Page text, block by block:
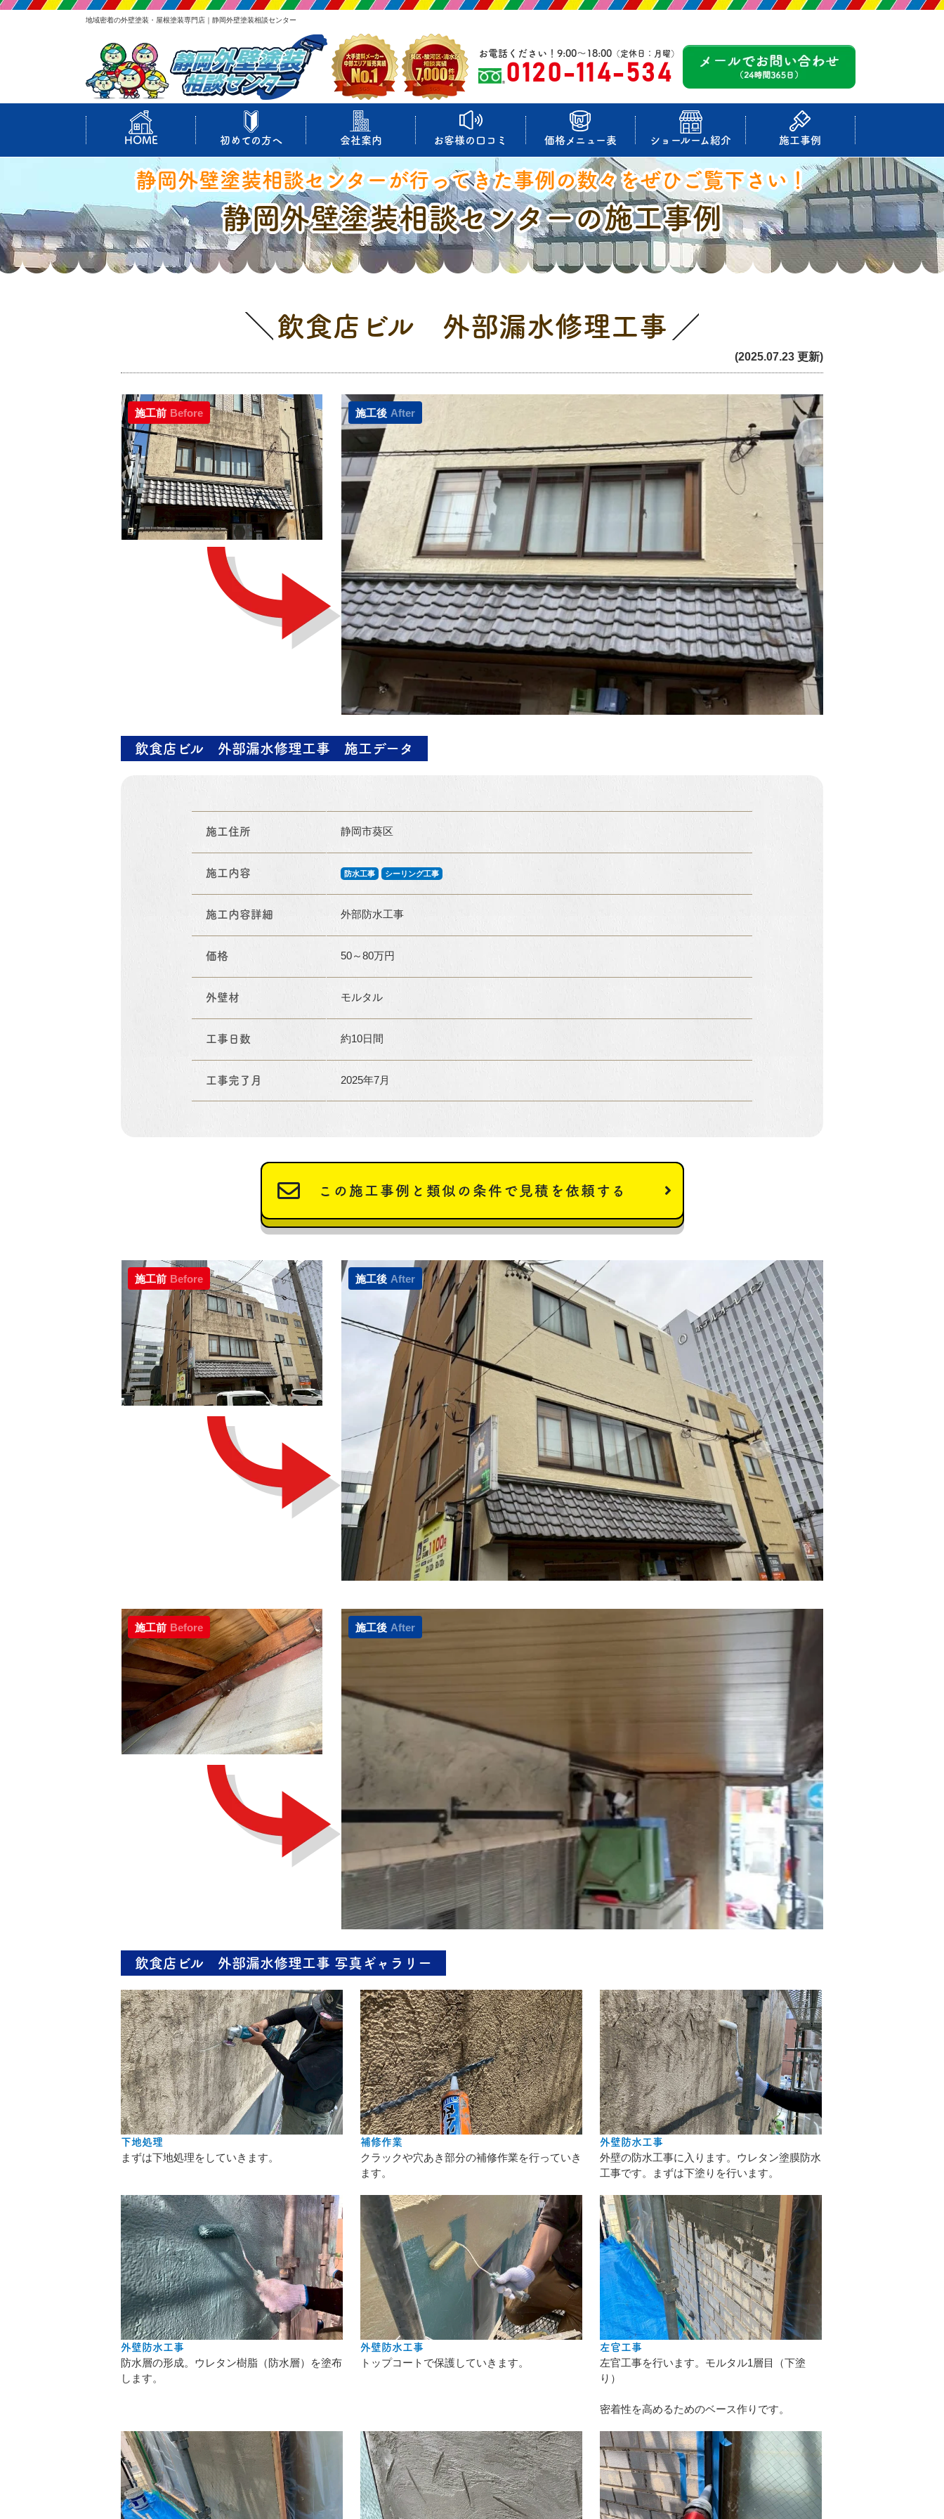
地域密着の外壁塗装・屋根塗装専門店｜静岡外壁塗装相談センター
お電話ください！9:00～18:00 （定休日：月曜）
0120-114-534
HOME 初めての方へ 会社案内 お客様の口コミ 価格メニュー表 ショールーム紹介 施工事例
静岡外壁塗装相談センターが行ってきた事例の数々をぜひご覧下さい！
静岡外壁塗装相談センターの施工事例
飲食店ビル 外部漏水修理工事
(2025.07.23 更新)
施工後 After
施工前 Before
飲食店ビル 外部漏水修理工事 施工データ
施工住所 静岡市葵区
施工内容 防水工事 シーリング工事
施工内容詳細 外部防水工事
価格 50～80万円
外壁材 モルタル
工事日数 約10日間
工事完了月 2025年7月
この施工事例と類似の条件で見積を依頼する
施工前 Before 施工後 After
施工前 Before 施工後 After
飲食店ビル 外部漏水修理工事 写真ギャラリー
下地処理
まずは下地処理をしていきます。
補修作業
クラックや穴あき部分の補修作業を行っていき
ます。
外壁防水工事
外壁の防水工事に入ります。ウレタン塗膜防水
工事です。まずは下塗りを行います。
外壁防水工事
防水層の形成。ウレタン樹脂（防水層）を塗布
します。
外壁防水工事
トップコートで保護していきます。
左官工事
左官工事を行います。モルタル1層目（下塗
り）
密着性を高めるためのベース作りです。